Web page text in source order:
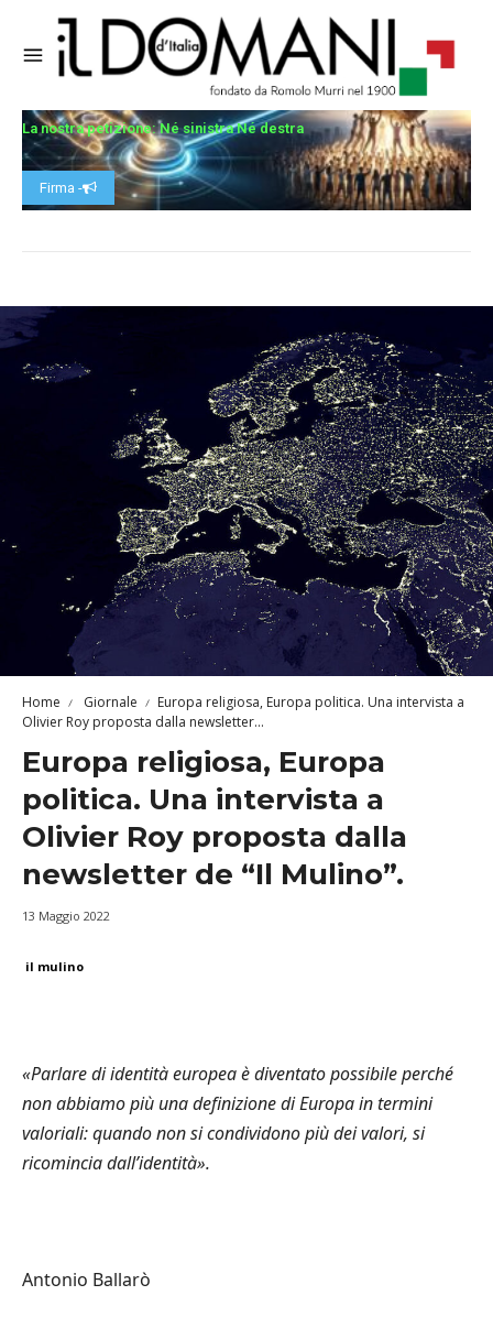
La nostra petizione: Né sinistra Né destra
Firma -
Home Giornale
Europa religiosa, Europa politica. Una intervista a
Olivier Roy proposta dalla newsletter...
Europa religiosa, Europa
politica. Una intervista a
Olivier Roy proposta dalla
newsletter de “Il Mulino”.
13 Maggio 2022
il mulino
«Parlare di identità europea è diventato possibile perché
non abbiamo più una definizione di Europa in termini
valoriali: quando non si condividono più dei valori, si
ricomincia dall’identità».
Antonio Ballarò